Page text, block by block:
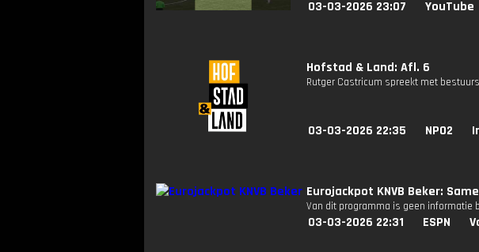
03-03-2026 23:07 YouTube
Hofstad & Land: Afl. 6
Rutger Castricum spreekt met
03-03-2026 22:35 NPO2
Eurojackpot KNVB Beker:
Van dit programma is geen informatie
03-03-2026 22:31 ESPN